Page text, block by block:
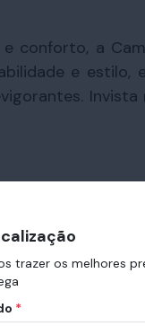
conforto, a
e
trazer os melhores
*